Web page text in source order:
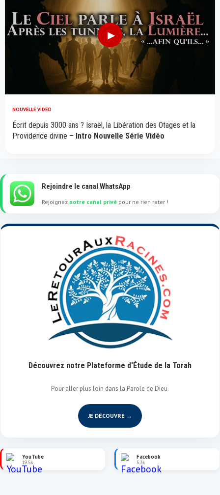
▶
NOUVELLE VIDÉO
Écrit depuis 3000 ans ? Israël, la Libération des Otages et la
Providence divine – Intro Nouvelle Série Vidéo
Rejoindre le canal WhatsApp
Rejoignez notre canal privé pour ne rien rater !
Découvrez notre Plateforme d'Étude de la Torah
Pour aller plus loin dans la Parole de Dieu.
JE DÉCOUVRE →
YouTube
19.5k
Facebook
5.3k